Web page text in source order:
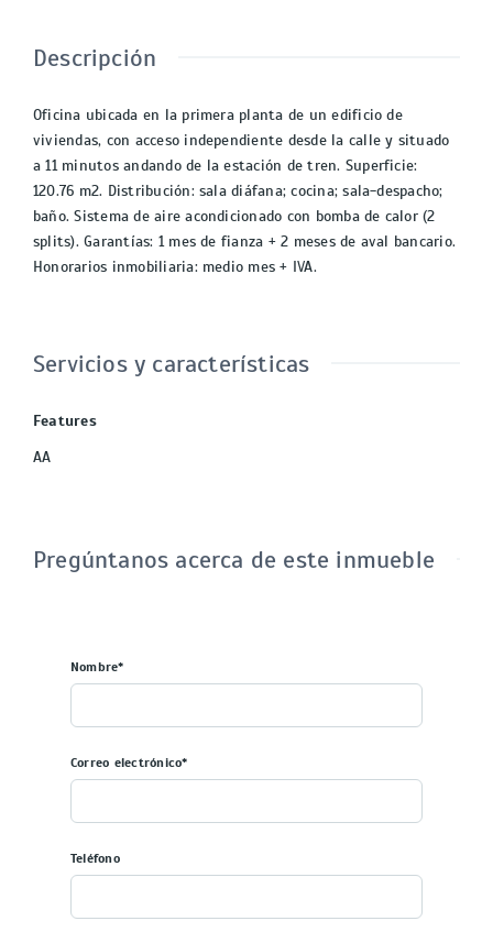
Descripción
Oficina ubicada en la primera planta de un edificio de
viviendas, con acceso independiente desde la calle y situado
a 11 minutos andando de la estación de tren. Superficie:
120.76 m2. Distribución: sala diáfana; cocina; sala-despacho;
baño. Sistema de aire acondicionado con bomba de calor (2
splits). Garantías: 1 mes de fianza + 2 meses de aval bancario.
Honorarios inmobiliaria: medio mes + IVA.
Servicios y características
Features
AA
Pregúntanos acerca de este inmueble
Nombre*
Correo electrónico*
Teléfono